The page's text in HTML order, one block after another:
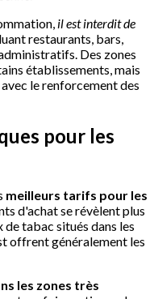
il est interdit de
restaurants, bars,
Des zones
établissements, mais
le renforcement des
pour les
meilleurs tarifs pour les
d'achat se révèlent plus
de tabac situés dans les
offrent généralement les
les zones très